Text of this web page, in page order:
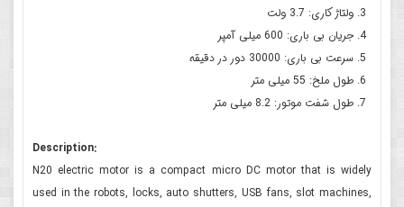
ولتاژ کاری: 3.7 ولت
جریان بی باری: 600 میلی آمپر
سرعت بی باری: 30000 دور در دقیقه
طول ملخ: 55 میلی متر
طول شفت موتور: 8.2 میلی متر
Description:
N20 electric motor is a compact micro DC motor that is widely
used in the robots, locks, auto shutters, USB fans, slot machines,